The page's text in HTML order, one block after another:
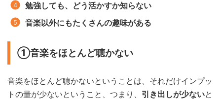
勉強しても、どう活かすか知らない
音楽以外にもたくさんの趣味がある
①音楽をほとんど聴かない
音楽をほとんど聴かないということは、それだけインプッ
トの量が少ないということ、つまり、 引き出しが少ないと